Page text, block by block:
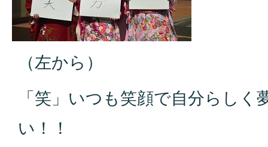
（左から）
「笑」いつも笑顔で自分らし
い！！